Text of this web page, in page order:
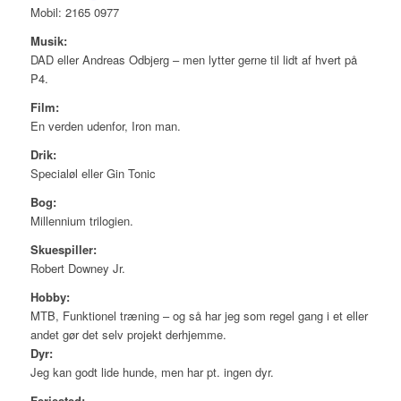
Mobil: 2165 0977
Musik:
DAD eller Andreas Odbjerg – men lytter gerne til lidt af hvert på
P4.
Film:
En verden udenfor, Iron man.
Drik:
Specialøl eller Gin Tonic
Bog:
Millennium trilogien.
Skuespiller:
Robert Downey Jr.
Hobby:
MTB, Funktionel træning – og så har jeg som regel gang i et eller
andet gør det selv projekt derhjemme.
Dyr:
Jeg kan godt lide hunde, men har pt. ingen dyr.